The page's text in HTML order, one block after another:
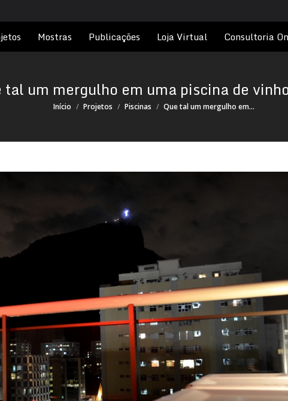
Mostras Publicações Loja Virtual Consultoria
tal um mergulho em uma piscina de
Você está aqui:
Início Projetos Piscinas Que tal um mergulho em…